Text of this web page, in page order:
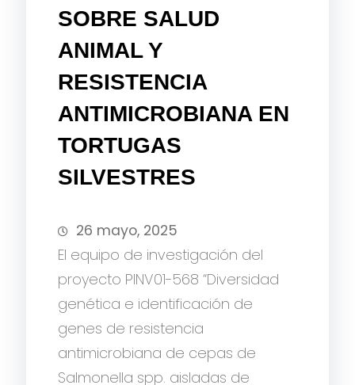
SOBRE SALUD
ANIMAL Y
RESISTENCIA
ANTIMICROBIANA EN
TORTUGAS
SILVESTRES
26 mayo, 2025
El equipo de investigación del
proyecto PINV01-568 “Diversidad
genética e identificación de
genes de resistencia
antimicrobiana de cepas de
Salmonella spp. aisladas de